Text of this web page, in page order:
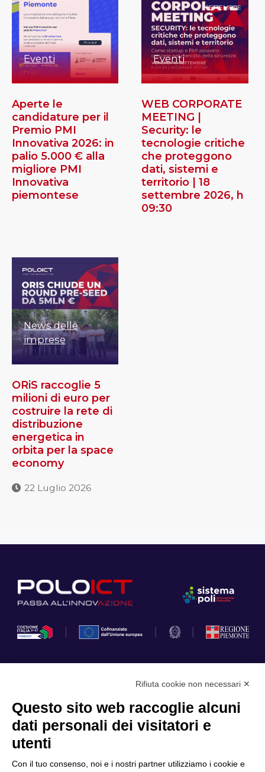
Eventi
Aperte le
candidature per il
Premio PMI
Innovativa 2026: in
palio 5.000 € alla
migliore PMI
Innovativa
piemontese
SETTEMBRE
Eventi
WEB CORPORATE
MEETING |
Security: le
tecnologie critiche
che proteggono
dati, sistemi e
territorio | 18
settembre 2026, h
09:30
News delle
imprese
ORiS raccoglie 5
milioni di euro per
costruire la rete di
distribuzione
energetica in
orbita per la space
economy
22 Luglio 2026
Cookie Policy
Scopri il Polo
Rifiuta cookie non necessari ✕
Questo sito web raccoglie alcuni
dati personali dei visitatori e
utenti
Con il tuo consenso, noi e i nostri partner utilizziamo i cookie e